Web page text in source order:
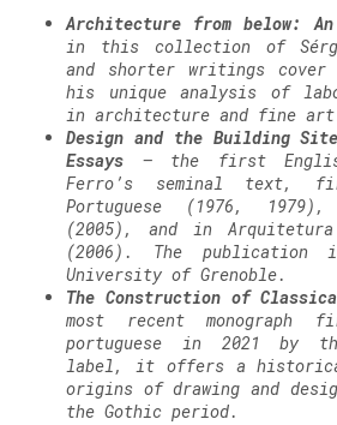
Architecture from below: An
in this collection of
and shorter writings
his unique analysis of
in architecture and fine
Design and the Building Site
Essays – the first
Ferro’s seminal text,
Portuguese (1976,
(2005), and in
(2006). The publication
University of Grenoble.
The Construction of
most recent monograph
portuguese in 2021 by
label, it offers a
origins of drawing and
the Gothic period.